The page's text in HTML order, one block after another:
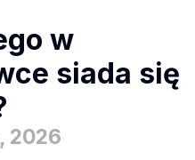
w
siada się
2026